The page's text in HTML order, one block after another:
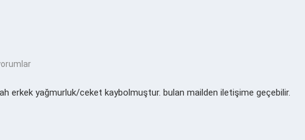
erkek yağmurluk/ceket kaybolmuştur. bulan mailden iletişime geçebilir.